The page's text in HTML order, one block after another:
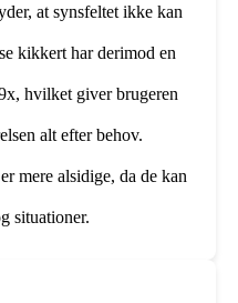
at synsfeltet ikke kan
kikkert har derimod en
hvilket giver brugeren
alt efter behov.
mere alsidige, da de kan
situationer.